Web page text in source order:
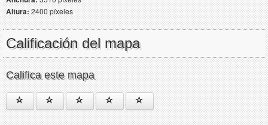
Altura:2400 píxeles
Calificación del mapa
Califica este mapa